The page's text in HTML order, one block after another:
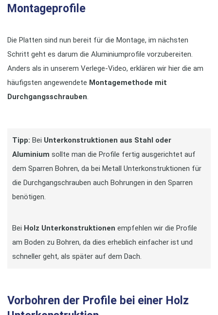
Montageprofile
Die Platten sind nun bereit für die Montage, im nächsten
Schritt geht es darum die Aluminiumprofile vorzubereiten.
Anders als in unserem Verlege-Video, erklären wir hier die am
häufigsten angewendete Montagemethode mit
Durchgangsschrauben.
Tipp: Bei Unterkonstruktionen aus Stahl oder
Aluminium sollte man die Profile fertig ausgerichtet auf
dem Sparren Bohren, da bei Metall Unterkonstruktionen für
die Durchgangschrauben auch Bohrungen in den Sparren
benötigen.
Bei Holz Unterkonstruktionen empfehlen wir die Profile
am Boden zu Bohren, da dies erheblich einfacher ist und
schneller geht, als später auf dem Dach.
Vorbohren der Profile bei einer Holz